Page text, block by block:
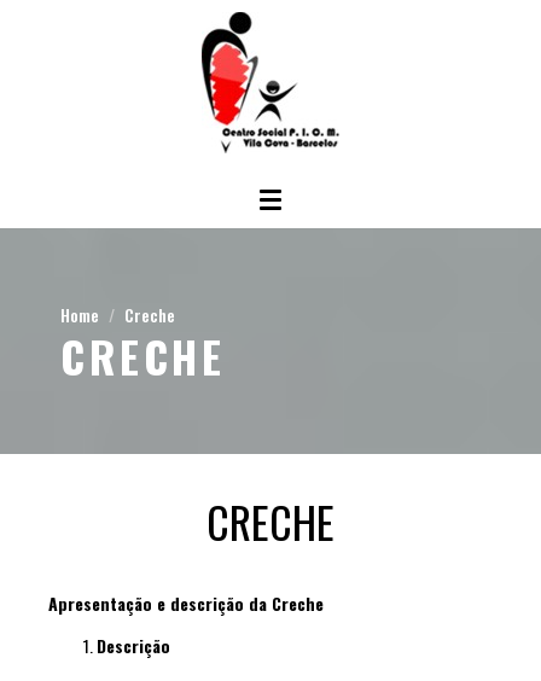
Home Creche
CRECHE
CRECHE
Apresentação e descrição da Creche
Descrição